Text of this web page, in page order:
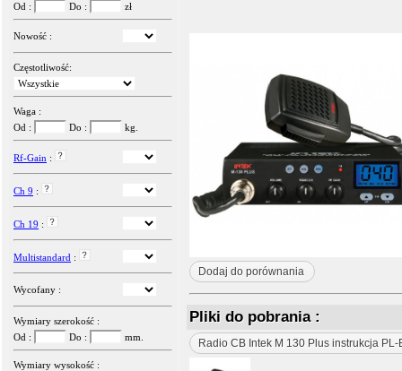
Od :
Do : zł
Nowość :
Częstotliwość:
Waga :
Od :
Do : kg.
Rf-Gain :
Ch 9 :
Ch 19 :
Multistandard :
Wycofany :
Wymiary szerokość :
Od :
Do : mm.
Wymiary wysokość :
Dodaj do porównania
Pliki do pobrania :
Radio CB Intek M 130 Plus instrukcja PL-